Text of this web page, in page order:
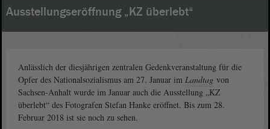
Ausstellungseröffnung „KZ überlebt“
Anlässlich der diesjährigen zentralen Gedenkveranstaltung für die
Opfer des Nationalsozialismus am 27. Januar im Landtag von
Sachsen-Anhalt wurde im Januar auch die Ausstellung „KZ
überlebt“ des Fotografen Stefan Hanke eröffnet. Bis zum 28.
Februar 2018 ist sie noch zu sehen.